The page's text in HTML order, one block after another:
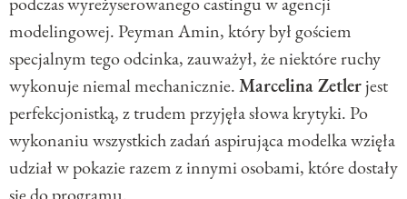
modelingowej. Peyman Amin, który był gościem
specjalnym tego odcinka, zauważył, że niektóre ruchy
wykonuje niemal mechanicznie.Marcelina Zetlerjest
perfekcjonistką, z trudem przyjęła słowa krytyki. Po
wykonaniu wszystkich zadań aspirująca modelka wzięła
udział w pokazie razem z innymi osobami, które dostały